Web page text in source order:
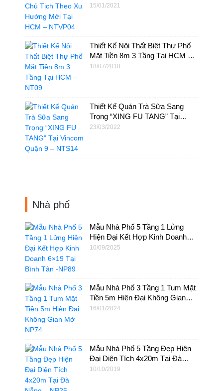
Tại HCM – NTVP04
15/01/2021
Thiết Kế Nội Thất Biệt Thự Phố
Mặt Tiền 8m 3 Tầng Tại HCM –
NT09
18/07/2018
Thiết Kế Quán Trà Sữa Sang
Trọng “XING FU TANG” Tại
Vincom Quận 9 – NTS14
23/03/2022
Nhà phố
Mẫu Nhà Phố 5 Tầng 1 Lửng
Hiện Đại Kết Hợp Kinh Doanh
6×19 Tại Bình Tân -NP89
10/09/2025
Mẫu Nhà Phố 3 Tầng 1 Tum Mặt
Tiền 5m Hiện Đại Không Gian
Mở – NP74
16/01/2024
Mẫu Nhà Phố 5 Tầng Đẹp Hiện
Đại Diện Tích 4x20m Tại Đà
Nẵng – NP25
10/10/2019